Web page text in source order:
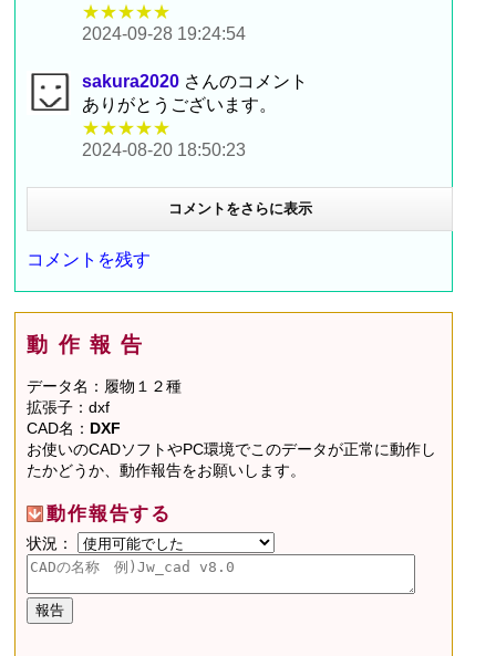
★★★★★
2024-09-28 19:24:54
sakura2020 さんのコメント
ありがとうございます。
★★★★★
2024-08-20 18:50:23
コメントをさらに表示
コメントを残す
動作報告
データ名：履物１２種
拡張子：dxf
CAD名： DXF
お使いのCADソフトやPC環境でこのデータが正常に動作し
たかどうか、動作報告をお願いします。
動作報告する
状況：